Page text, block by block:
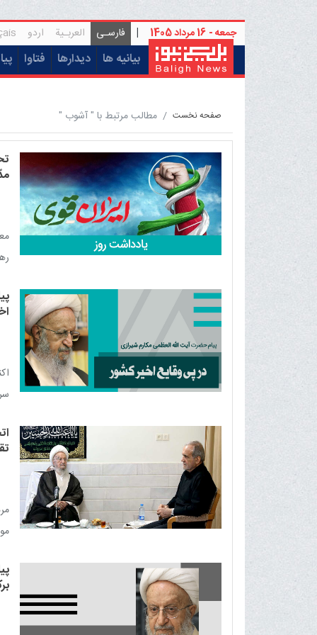
جمعه - 16 مرداد 1405 | فارسـی العربـیة اردو
بیانیه ها دیدارها فتاوا
صفحه نخست مطالب مرتبط با " آشوب "